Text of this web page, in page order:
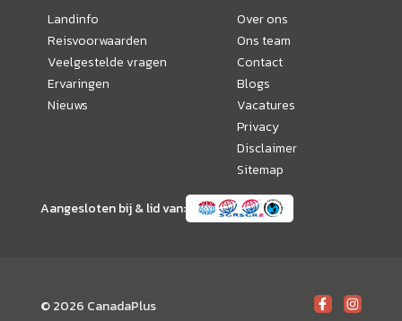
Landinfo
Reisvoorwaarden
Veelgestelde vragen
Ervaringen
Nieuws
Over ons
Ons team
Contact
Blogs
Vacatures
Privacy
Disclaimer
Sitemap
Aangesloten bij & lid van:
© 2026 CanadaPlus